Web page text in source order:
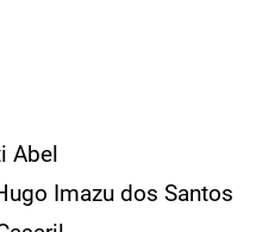
Abel
Imazu dos Santos